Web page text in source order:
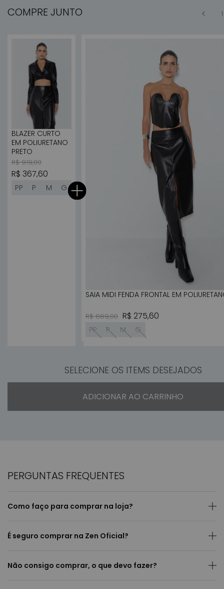
COMPRE JUNTO
BLAZER CURTO
EM POLIURETANO
PRETO
Preço normal
R$ 919,00
R$ 367,60
PP P M G
SAIA MIDI FENDA FRONTAL EM
Preço normal
R$ 689,00 Preço promocional
R$ 275,60
PP P M G
1
SELECIONE OS ITEMS DESEJADOS
ADICIONAR AO CARRINHO
PERGUNTAS FREQUENTES
Como faço para comprar na loja?
É seguro comprar na Zen Oficial?
Não consigo comprar, o que devo fazer?